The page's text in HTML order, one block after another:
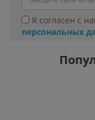
Я согласен с
персональных